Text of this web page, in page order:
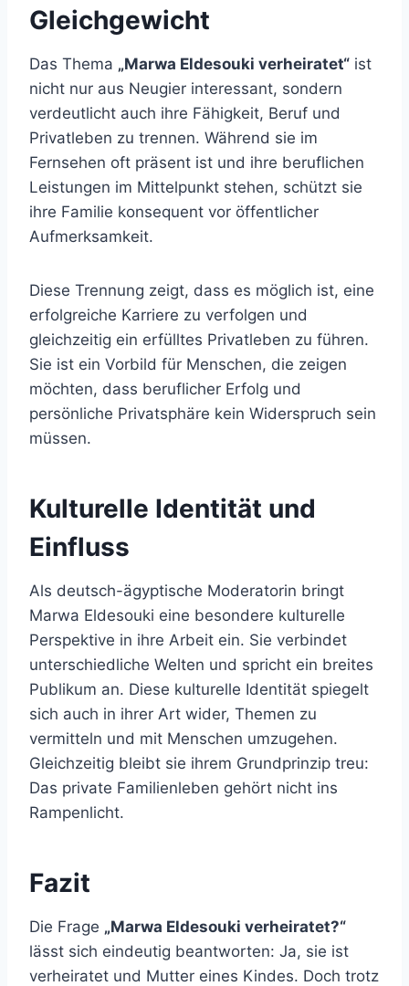
Gleichgewicht
Das Thema „Marwa Eldesouki verheiratet“ ist
nicht nur aus Neugier interessant, sondern
verdeutlicht auch ihre Fähigkeit, Beruf und
Privatleben zu trennen. Während sie im
Fernsehen oft präsent ist und ihre beruflichen
Leistungen im Mittelpunkt stehen, schützt sie
ihre Familie konsequent vor öffentlicher
Aufmerksamkeit.
Diese Trennung zeigt, dass es möglich ist, eine
erfolgreiche Karriere zu verfolgen und
gleichzeitig ein erfülltes Privatleben zu führen.
Sie ist ein Vorbild für Menschen, die zeigen
möchten, dass beruflicher Erfolg und
persönliche Privatsphäre kein Widerspruch sein
müssen.
Kulturelle Identität und
Einfluss
Als deutsch-ägyptische Moderatorin bringt
Marwa Eldesouki eine besondere kulturelle
Perspektive in ihre Arbeit ein. Sie verbindet
unterschiedliche Welten und spricht ein breites
Publikum an. Diese kulturelle Identität spiegelt
sich auch in ihrer Art wider, Themen zu
vermitteln und mit Menschen umzugehen.
Gleichzeitig bleibt sie ihrem Grundprinzip treu:
Das private Familienleben gehört nicht ins
Rampenlicht.
Fazit
Die Frage „Marwa Eldesouki verheiratet?“
lässt sich eindeutig beantworten: Ja, sie ist
verheiratet und Mutter eines Kindes. Doch trotz